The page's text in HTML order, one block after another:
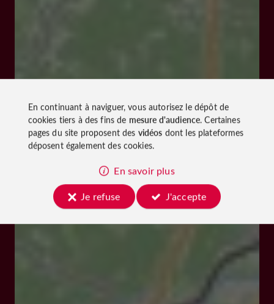
En continuant à naviguer, vous autorisez le dépôt de
cookies tiers à des fins de mesure d'audience. Certaines
pages du site proposent des vidéos dont les plateformes
déposent également des cookies.
En savoir plus
Je refuse
J'accepte